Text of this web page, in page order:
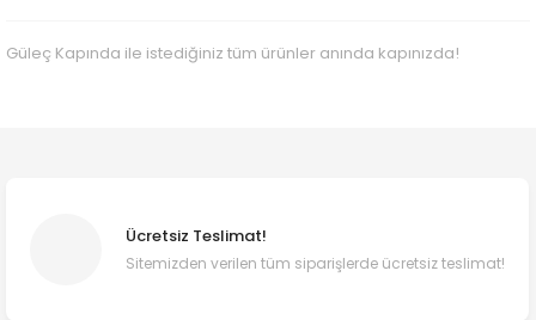
Güleç Kapında ile istediğiniz tüm ürünler anında kapınızda!
Ücretsiz Teslimat!
Sitemizden verilen tüm siparişlerde ücretsiz teslimat!